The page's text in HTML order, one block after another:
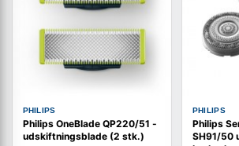
PHILIPS
Philips OneBlade QP220/51 -
udskiftningsblade (2 stk.)
PHILIPS
Philips
SH91/50